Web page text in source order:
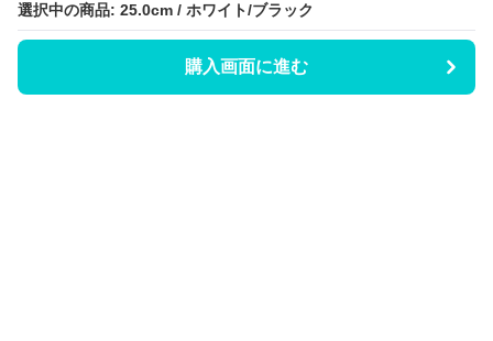
選択中の商品: 25.0cm / ホワイト/ブラック
購入画面に進む
選択中の商品: 25.0cm / ホワイト/ブラック
購入画面に進む